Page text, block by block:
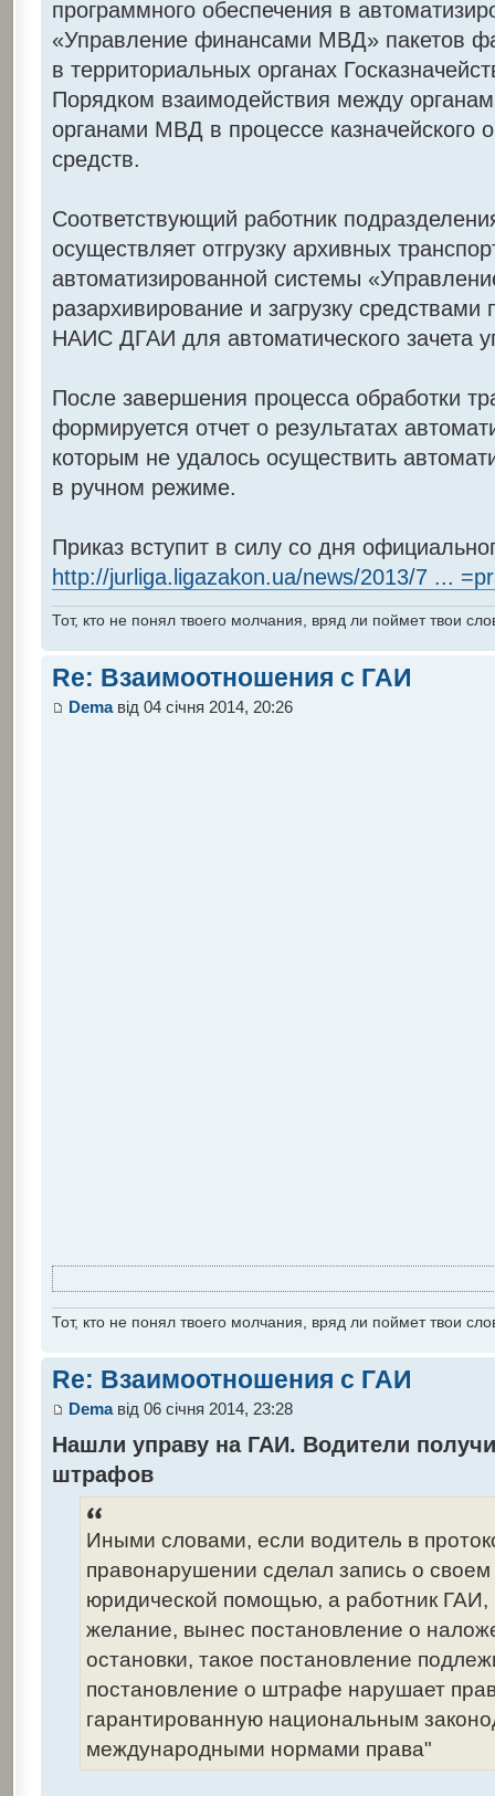
программного обеспечения в
«Управление финансами МВД» пакетов
в территориальных органах
Порядком взаимодействия между
органами МВД в процессе казначейского
средств.
Соответствующий работник
осуществляет отгрузку архивных
автоматизированной системы
разархивирование и загрузку
НАИС ДГАИ для автоматического зачета
После завершения процесса обработки
формируется отчет о результатах
которым не удалось осуществить
в ручном режиме.
Приказ вступит в силу со дня
http://jurliga.ligazakon.ua/news/2013/7 ...
Тот, кто не понял твоего молчания, вряд ли поймет твои
Re: Взаимоотношения с ГАИ
Demaвід 04 січня 2014, 20:26
Тот, кто не понял твоего молчания, вряд ли поймет твои
Re: Взаимоотношения с ГАИ
Demaвід 06 січня 2014, 23:28
Нашли управу на ГАИ. Водители
штрафов
Иными словами, если водитель в
правонарушении сделал запись о
юридической помощью, а работник ГАИ,
желание, вынес постановление о
остановки, такое постановление
постановление о штрафе нарушает
гарантированную национальным
международными нормами права"